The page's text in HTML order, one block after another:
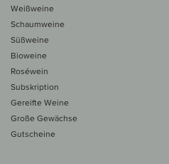
Weißweine
Schaumweine
Süßweine
Bioweine
Roséwein
Subskription
Gereifte Weine
Große Gewächse
Gutscheine